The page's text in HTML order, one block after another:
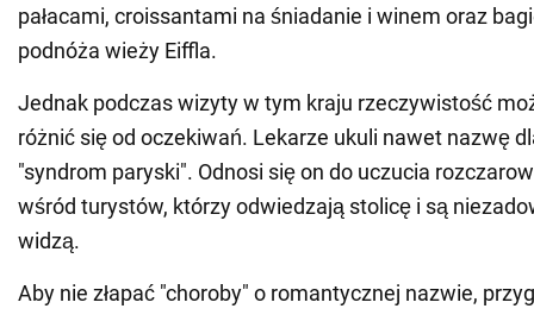
pałacami, croissantami na śniadanie i winem oraz
podnóża wieży Eiffla.
Jednak podczas wizyty w tym kraju rzeczywistość
różnić się od oczekiwań. Lekarze ukuli nawet nazwę
"syndrom paryski". Odnosi się on do uczucia
wśród turystów, którzy odwiedzają stolicę i są
widzą.
Aby nie złapać "choroby" o romantycznej nazwie,